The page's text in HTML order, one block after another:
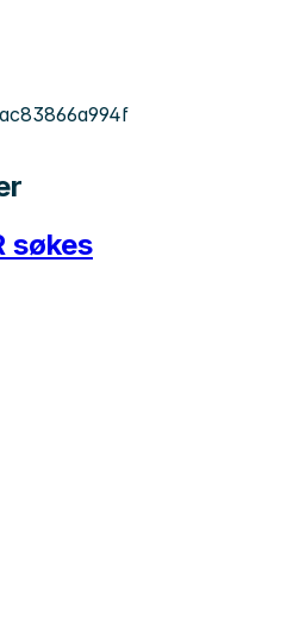
søkes